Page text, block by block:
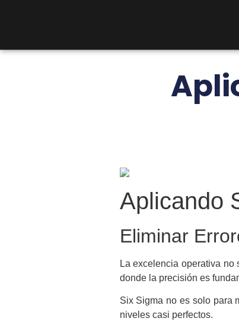
Aplicando
Eliminar
La excelencia operativa
donde la precisión es
Six Sigma no es solo para
niveles casi perfectos.